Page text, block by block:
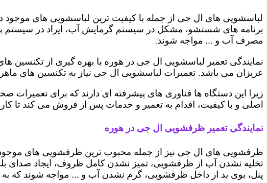
لباسشویی های ال جی از جمله با کیفیت ترین لباسشویی های موجود
برنامه های شستشو، مشکل در سیستم گرمایش آب، ایراد در
مصرف آب و ... مواجه شوند.
نمایندگی تعمیر لباسشویی ال جی در هوره با بهره گیری از تکنسین
عزیزان می باشد. تعمیرات لباسشویی ال جی نیاز به تکنسین های
زیرا این دستگاه ها فناوری های پیشرفته ای دارند که برای تعمیرات
اصلی و با کیفیت، اقدام به تعمیر و خدمات پس از فروش می کند تا
نمایندگی تعمیر ظرفشویی ال جی در هوره
ظرفشویی های ال جی نیز از جمله محبوب ترین ظرفشویی های
تخلیه نشدن آب از ظرفشویی، تمیز نشدن کامل ظروف، ایجاد صدای
پنل، بوی بد از داخل ظرفشویی، گرم نشدن آب و ... مواجه شوند که